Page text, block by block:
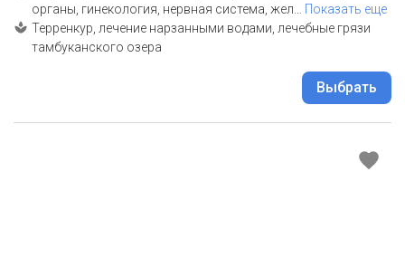
органы, гинекология, нервная система, жел
Показать еще
Терренкур, лечение нарзанными водами, лечебные грязи
тамбуканского озера
Выбрать